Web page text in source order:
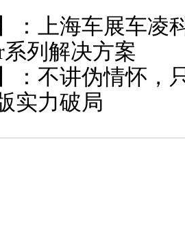
：
上海车展车凌
列解决方案
： 不讲伪情怀，
实力破局